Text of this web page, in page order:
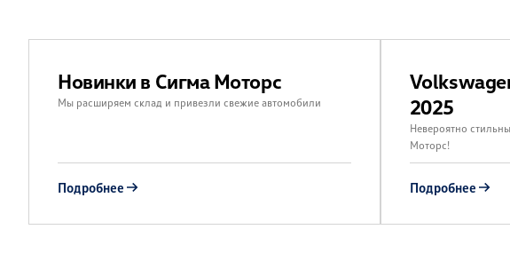
Новинки в Сигма Моторс
Мы расширяем склад и привезли свежие автомобили
Подробнее
2025
Невероятно
Моторс!
Подробнее